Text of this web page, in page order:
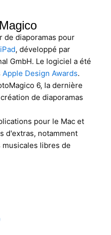
de diaporamas pour
, développé par
GmbH. Le logiciel a été
Apple Design Awards.
6, la dernière
de diaporamas
pour le Mac et
d'extras, notamment
libres de